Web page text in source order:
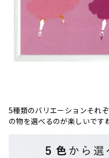
5種類のバリエーションそれ
の物を選べるのが楽しいです